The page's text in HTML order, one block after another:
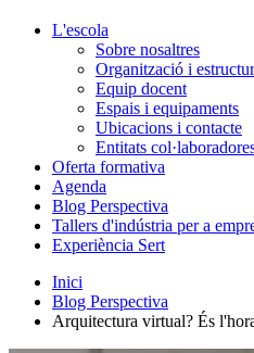
L'escola
Sobre nosaltres
Organització i
Equip docent
Espais i equipaments
Ubicacions i contacte
Entitats
Oferta formativa
Agenda
Blog Perspectiva
Tallers d'indústria per a
Experiència Sert
Inici
Blog Perspectiva
Arquitectura virtual? És